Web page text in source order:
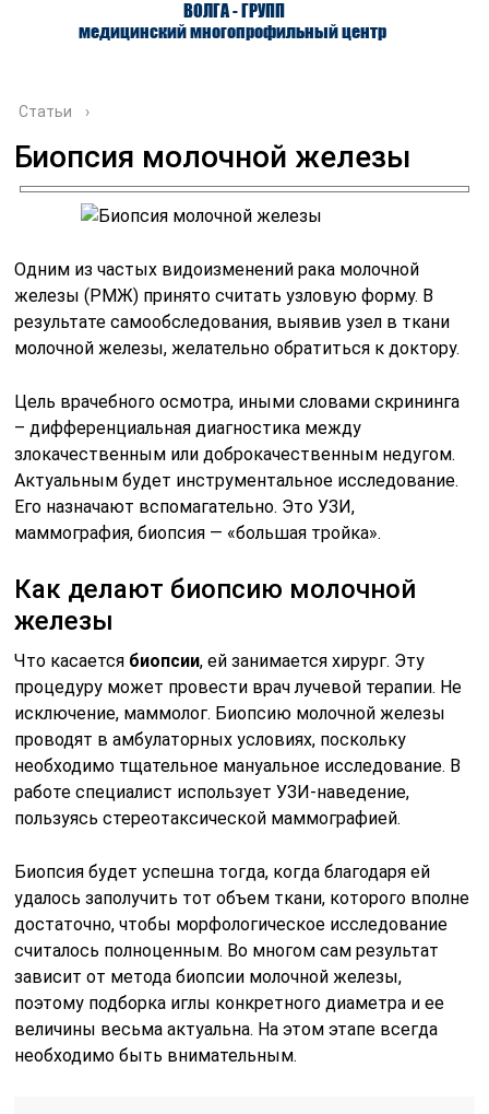
ВОЛГА - ГРУПП
медицинский многопрофильный центр
О ЦЕНТРЕ ВРАЧИ УСЛУГИ
Статьи ›
Биопсия молочной железы
Одним из частых видоизменений рака молочной
железы (РМЖ) принято считать узловую форму. В
результате самообследования, выявив узел в ткани
молочной железы, желательно обратиться к доктору.
Цель врачебного осмотра, иными словами скрининга
– дифференциальная диагностика между
злокачественным или доброкачественным недугом.
Актуальным будет инструментальное исследование.
Его назначают вспомагательно. Это УЗИ,
маммография, биопсия — «большая тройка».
Как делают биопсию молочной
железы
Что касается биопсии, ей занимается хирург. Эту
процедуру может провести врач лучевой терапии. Не
исключение, маммолог. Биопсию молочной железы
проводят в амбулаторных условиях, поскольку
необходимо тщательное мануальное исследование. В
работе специалист использует УЗИ-наведение,
пользуясь стереотаксической маммографией.
Биопсия будет успешна тогда, когда благодаря ей
удалось заполучить тот объем ткани, которого вполне
достаточно, чтобы морфологическое исследование
считалось полноценным. Во многом сам результат
зависит от метода биопсии молочной железы,
поэтому подборка иглы конкретного диаметра и ее
величины весьма актуальна. На этом этапе всегда
необходимо быть внимательным.